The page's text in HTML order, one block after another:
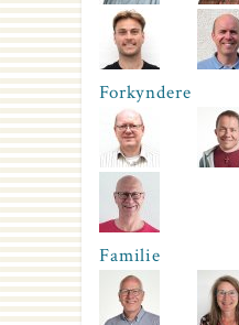
Forkyndere
Familie